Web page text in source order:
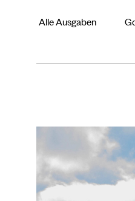
Alle Ausgaben